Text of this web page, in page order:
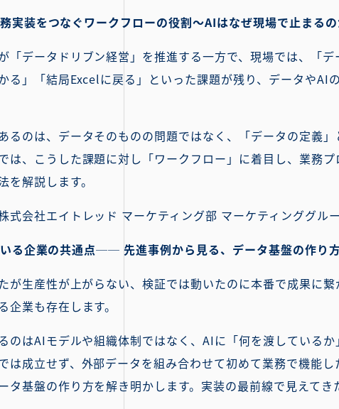
実装をつなぐワークフローの役割〜AIはなぜ現場で止まる
「データドリブン経営」を推進する一方で、現場では、「
る」「結局Excelに戻る」といった課題が残り、データやAI
るのは、データそのものの問題ではなく、「データの定義
は、こうした課題に対し「ワークフロー」に着目し、業務
を解説します。
式会社エイトレッド マーケティング部 マーケティンググル
る企業の共通点── 先進事例から見る、データ基盤の作り
が生産性が上がらない、検証では動いたのに本番で成果に
企業も存在します。
のはAIモデルや組織体制ではなく、AIに「何を渡している
は成立せず、外部データを組み合わせて初めて業務で機能
タ基盤の作り方を解き明かします。実装の最前線で見えて